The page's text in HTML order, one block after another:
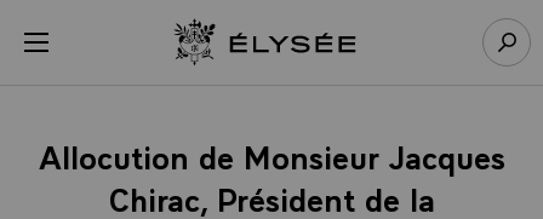
menu Retour à l’accueil Élysée
Allocution de Monsieur Jacques
Chirac, Président de la
Panneau de gestion des cookies